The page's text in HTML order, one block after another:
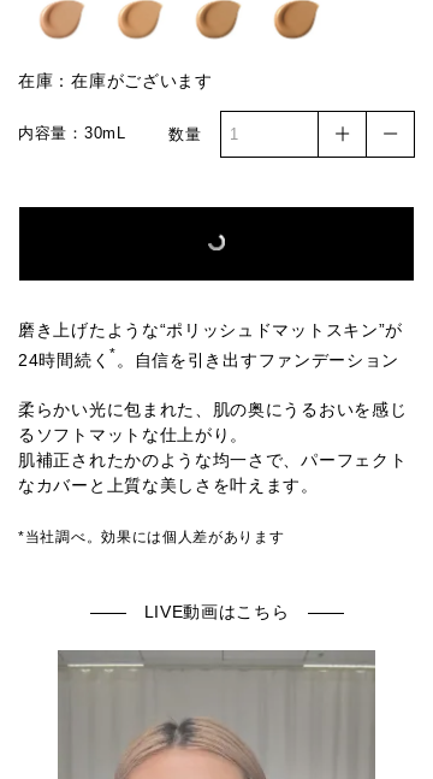
010 011 012
在庫：在庫がございます
内容量：30mL 数量
磨き上げたような“ポリッシュドマットスキン”が
24時間続く * 。自信を引き出すファンデーション
柔らかい光に包まれた、肌の奥にうるおいを感じ
るソフトマットな仕上がり。
肌補正されたかのような均一さで、パーフェクト
なカバーと上質な美しさを叶えます。
*当社調べ。効果には個人差があります
LIVE動画はこちら